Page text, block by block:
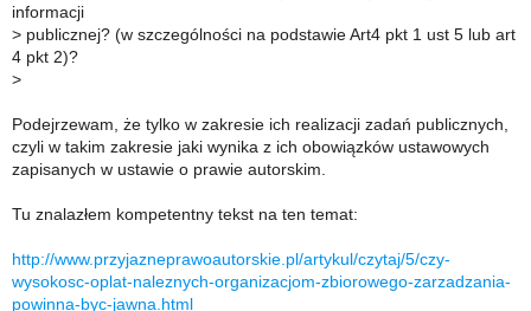
informacji
> publicznej? (w szczególności na podstawie Art4 pkt 1 ust 5 lub art
4 pkt 2)?
>
Podejrzewam, że tylko w zakresie ich realizacji zadań publicznych,
czyli w takim zakresie jaki wynika z ich obowiązków ustawowych
zapisanych w ustawie o prawie autorskim.
Tu znalazłem kompetentny tekst na ten temat:
http://www.przyjazneprawoautorskie.pl/artykul/czytaj/5/czy-
wysokosc-oplat-naleznych-organizacjom-zbiorowego-zarzadzania-
powinna-byc-jawna.html